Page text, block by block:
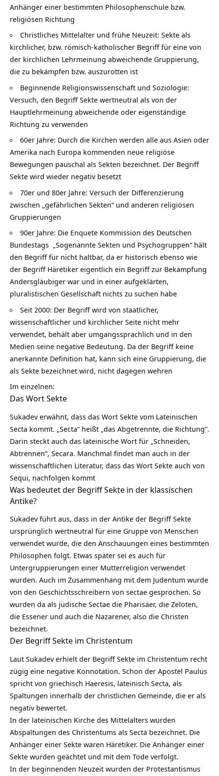
Anhänger einer bestimmten Philosophenschule bzw.
religiösen Richtung
Christliches Mittelalter und frühe Neuzeit: Sekte als
kirchlicher, bzw. römisch-katholischer Begriff für eine von
der kirchlichen Lehrmeinung abweichende Gruppierung,
die zu bekämpfen bzw. auszurotten ist
Beginnende Religionswissenschaft und Soziologie:
Versuch, den Begriff Sekte wertneutral als von der
Hauptlehrmeinung abweichende oder eigenständige
Richtung zu verwenden
60er Jahre: Durch die Kirchen werden alle aus Asien oder
Amerika nach Europa kommenden neue religiöse
Bewegungen pauschal als Sekten bezeichnet. Der Begriff
Sekte wird wieder negativ besetzt
70er und 80er Jahre: Versuch der Differenzierung
zwischen „gefährlichen Sekten“ und anderen religiösen
Gruppierungen
90er Jahre: Die Enquete Kommission des Deutschen
Bundestags „Sogenannte Sekten und Psychogruppen“ hält
den Begriff für nicht haltbar, da er historisch ebenso wie
der Begriff Häretiker eigentlich ein Begriff zur Bekämpfung
Andersgläubiger war und in einer aufgeklärten,
pluralistischen Gesellschaft nichts zu suchen habe
Seit 2000: Der Begriff wird von staatlicher,
wissenschaftlicher und kirchlicher Seite nicht mehr
verwendet, behält aber umgangssprachlich und in den
Medien seine negative Bedeutung. Da der Begriff keine
anerkannte Definition hat, kann sich eine Gruppierung, die
als Sekte bezeichnet wird, nicht dagegen wehren
Im einzelnen:
Das Wort Sekte
Sukadev erwähnt, dass das Wort Sekte vom Lateinischen
Secta kommt. „Secta“ heißt „das Abgetrennte, die Richtung“.
Darin steckt auch das lateinische Wort für „Schneiden,
Abtrennen“, Secara. Manchmal findet man auch in der
wissenschaftlichen Literatur, dass das Wort Sekte auch von
Sequi, nachfolgen kommt
Was bedeutet der Begriff Sekte in der klassischen
Antike?
Sukadev führt aus, dass in der Antike der Begriff Sekte
ursprünglich wertneutral für eine Gruppe von Menschen
verwendet wurde, die den Anschauungen eines bestimmten
Philosophen folgt. Etwas später sei es auch für
Untergruppierungen einer Mutterreligion verwendet
wurden. Auch im Zusammenhang mit dem Judentum wurde
von den Geschichtsschreibern von sectae gesprochen. So
wurden da als jüdische Sectae die Pharisäer, die Zeloten,
die Essener und auch die Nazarener, also die Christen
bezeichnet.
Der Begriff Sekte im Christentum
Laut Sukadev erhielt der Begriff Sekte im Christentum recht
zügig eine negative Konnotation. Schon der Apostel Paulus
spricht von griechisch Haeresis, lateinisch Secta, als
Spaltungen innerhalb der christlichen Gemeinde, die er als
negativ bewertet.
In der lateinischen Kirche des Mittelalters wurden
Abspaltungen des Christentums als Secta bezeichnet. Die
Anhänger einer Sekte waren Häretiker. Die Anhänger einer
Sekte wurden geächtet und mit dem Tode verfolgt.
In der beginnenden Neuzeit wurden der Protestantismus